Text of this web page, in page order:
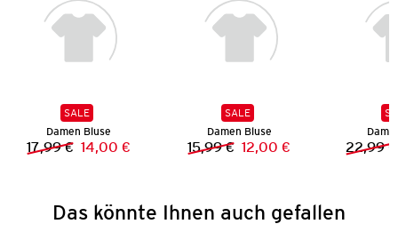
SALE
Damen Bluse
Vorheriger Preis:
17,99 € Neuer Preis:
14,00 €
SALE
Damen Bluse
Vorheriger Preis:
15,99 € Neuer Preis:
12,00 € 22,99 €
Das könnte Ihnen auch gefallen